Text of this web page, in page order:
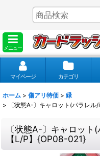
メニュー
マイページ カテゴリ
ホーム > 傷アリ特価 > 緑
>
〔状態A-〕キャロット(パラレ
〔状態A-〕キャロッ
【L/P】{OP08-021}